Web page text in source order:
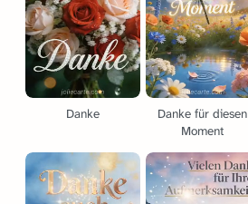
Danke
Danke für diesen
Moment